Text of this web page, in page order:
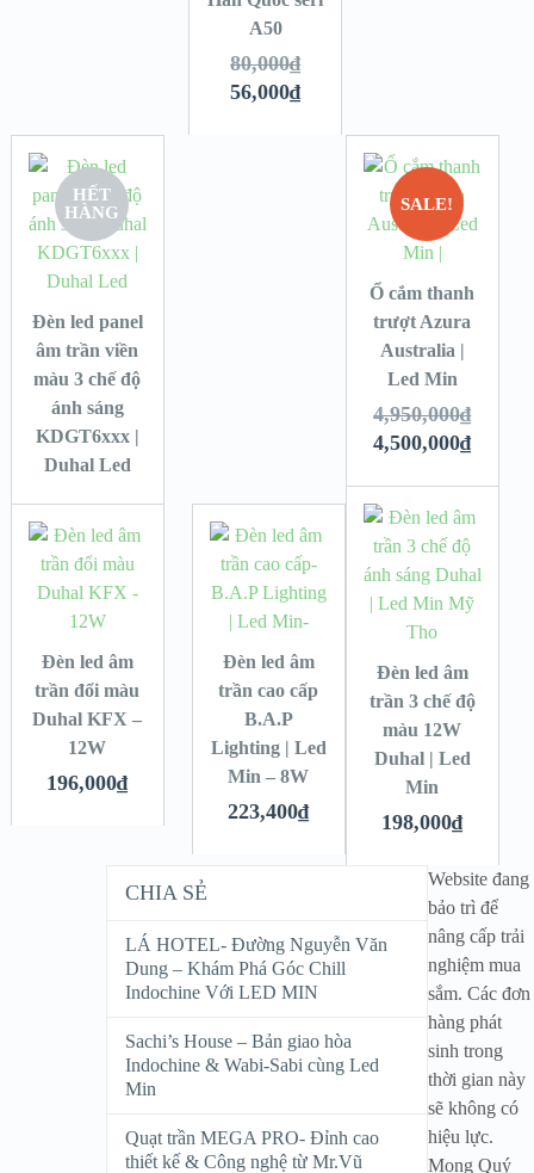
A50
80,000₫
56,000₫
SALE!
Ổ cắm thanh
trượt Azura
Australia |
Led Min
4,950,000₫
4,500,000₫
HẾT
HÀNG
Đèn led panel
âm trần viền
màu 3 chế độ
ánh sáng
KDGT6xxx |
Duhal Led
Đèn led âm
trần 3 chế độ
màu 12W
Duhal | Led
Min
198,000₫
Đèn led âm
trần đổi màu
Duhal KFX –
12W
196,000₫
Đèn led âm
trần cao cấp
B.A.P
Lighting | Led
Min – 8W
223,400₫
CHIA SẺ
LÁ HOTEL- Đường Nguyễn Văn
Dung – Khám Phá Góc Chill
Indochine Với LED MIN
Sachi’s House – Bản giao hòa
Indochine & Wabi-Sabi cùng Led
Min
Quạt trần MEGA PRO- Đỉnh cao
thiết kế & Công nghệ từ Mr.Vũ
Website đang
bảo trì để
nâng cấp trải
nghiệm mua
sắm. Các đơn
hàng phát
sinh trong
thời gian này
sẽ không có
hiệu lực.
Mong Quý